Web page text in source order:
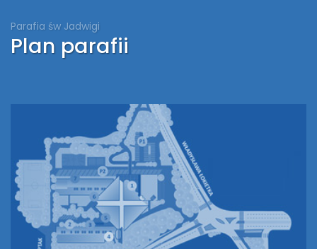
Parafia św Jadwigi
Plan parafii